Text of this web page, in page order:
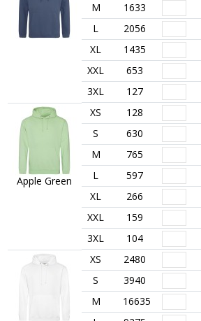
M
1633
L
2056
XL
1435
XXL
653
3XL
127
Apple Green
XS 128
S
630
M
765
L
597
XL
266
XXL
159
3XL
104
XS 2480
S
3940
M
16635